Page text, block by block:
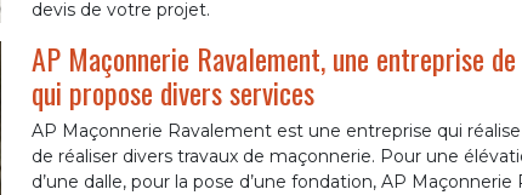
devis de votre projet.
AP Maçonnerie Ravalement, une entreprise
qui propose divers services
AP Maçonnerie Ravalement est une entreprise qui
de réaliser divers travaux de maçonnerie. Pour une
d’une dalle, pour la pose d’une fondation, AP